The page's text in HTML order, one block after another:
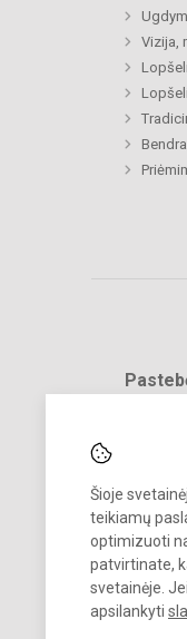
Šioje
teikiamų
optimizuoti
patvirtinate,
svetainėje.
apsilankyti
Vizija,
© 2024.
Kopijuoti turinį